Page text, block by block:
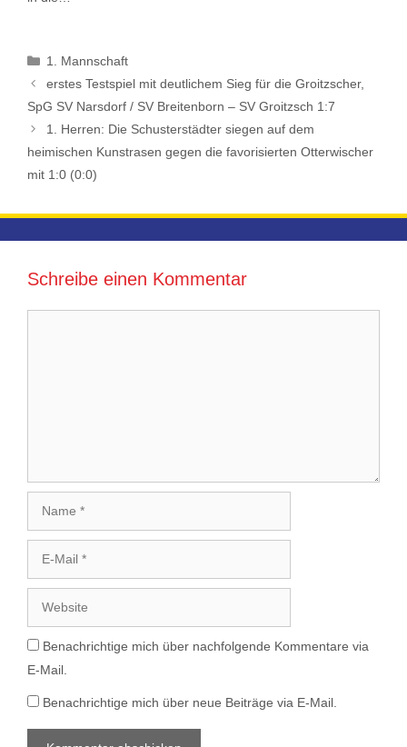
Kategorien
1. Mannschaft
erstes Testspiel mit deutlichem Sieg für die Groitzscher,
SpG SV Narsdorf / SV Breitenborn – SV Groitzsch 1:7
1. Herren: Die Schusterstädter siegen auf dem
heimischen Kunstrasen gegen die favorisierten Otterwischer
mit 1:0 (0:0)
Schreibe einen Kommentar
Benachrichtige mich über nachfolgende Kommentare via
E-Mail.
Benachrichtige mich über neue Beiträge via E-Mail.